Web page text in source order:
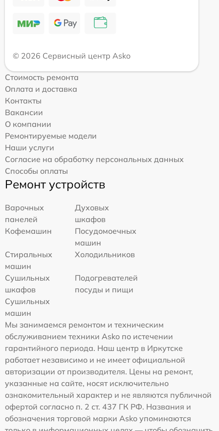
© 2026 Сервисный центр Asko
Стоимость ремонта
Оплата и доставка
Контакты
Вакансии
О компании
Ремонтируемые модели
Наши услуги
Согласие на обработку персональных данных
Способы оплаты
Ремонт устройств
Варочных
панелей
Духовых
шкафов
Кофемашин
Посудомоечных
машин
Стиральных
машин
Холодильников
Сушильных
шкафов
Подогревателей
посуды и пищи
Сушильных
машин
Мы занимаемся ремонтом и техническим
обслуживанием техники Asko по истечении
гарантийного периода. Наш центр в Иркутске
работает независимо и не имеет официальной
авторизации от производителя. Цены на ремонт,
указанные на сайте, носят исключительно
ознакомительный характер и не являются публичной
офертой согласно п. 2 ст. 437 ГК РФ. Названия и
обозначения торговой марки Asko упоминаются